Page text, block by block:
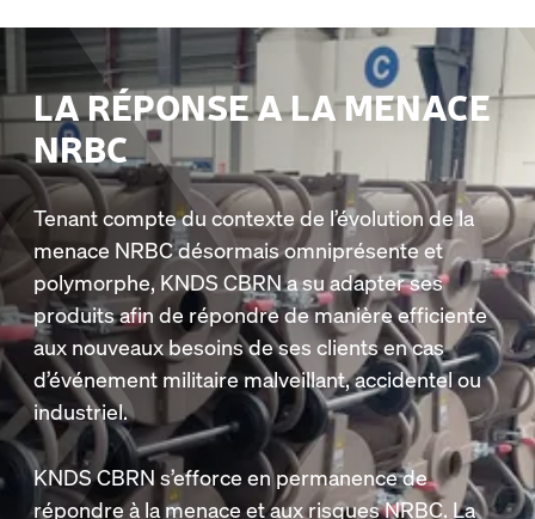
LA RÉPONSE A LA MENACE
NRBC
Tenant compte du contexte de l’évolution de la
menace NRBC désormais omniprésente et
polymorphe, KNDS CBRN a su adapter ses
produits afin de répondre de manière efficiente
aux nouveaux besoins de ses clients en cas
d’événement militaire malveillant, accidentel ou
industriel.
KNDS CBRN s’efforce en permanence de
répondre à la menace et aux risques NRBC. La